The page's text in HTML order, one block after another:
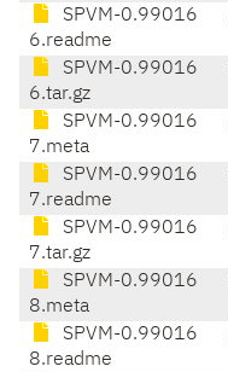
SPVM-0.99016
6.readme
SPVM-0.99016
6.tar.gz
SPVM-0.99016
7.meta
SPVM-0.99016
7.readme
SPVM-0.99016
7.tar.gz
SPVM-0.99016
8.meta
SPVM-0.99016
8.readme